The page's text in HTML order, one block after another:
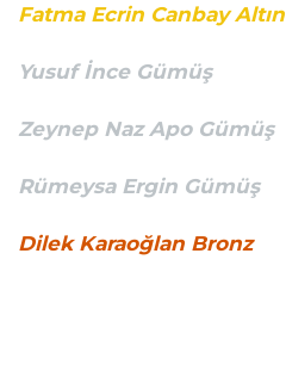
Fatma Ecrin Canbay Altın
Yusuf İnce Gümüş
Zeynep Naz Apo Gümüş
Rümeysa Ergin Gümüş
Dilek Karaoğlan Bronz